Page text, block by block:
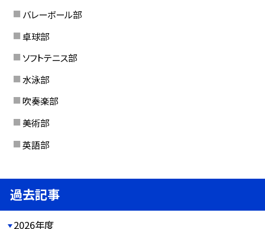
バレーボール部
卓球部
ソフトテニス部
水泳部
吹奏楽部
美術部
英語部
過去記事
2026年度